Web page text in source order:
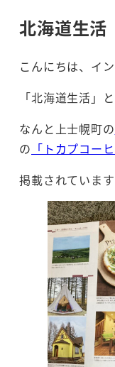
北海道生活
こんにちは、イ
「北海道生活」
なんと上士幌町の
の 「トカプコーヒ
掲載されています